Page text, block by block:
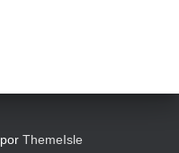
ThemeIsle